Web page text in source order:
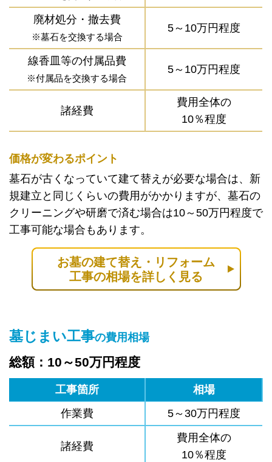
廃材処分・撤去費
※墓石を交換する場合
5～10万円程度
線香皿等の付属品費
※付属品を交換する場合
5～10万円程度
諸経費
費用全体の
10％程度
価格が変わるポイント
墓石が古くなっていて建て替えが必要な場合は、新
規建立と同じくらいの費用がかかりますが、墓石の
クリーニングや研磨で済む場合は10～50万円程度で
工事可能な場合もあります。
お墓の建て替え・リフォーム
工事の相場を詳しく見る
墓じまい工事の費用相場
総額：10～50万円程度
工事箇所
相場
作業費
5～30万円程度
諸経費
費用全体の
10％程度